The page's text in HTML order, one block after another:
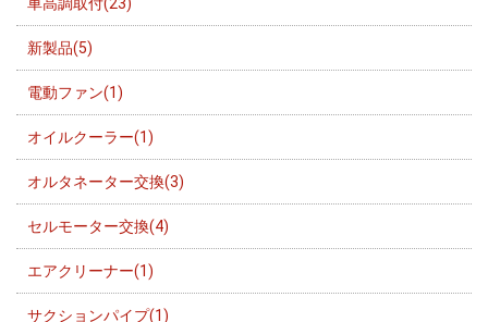
車高調取付(23)
新製品(5)
電動ファン(1)
オイルクーラー(1)
オルタネーター交換(3)
セルモーター交換(4)
エアクリーナー(1)
サクションパイプ(1)